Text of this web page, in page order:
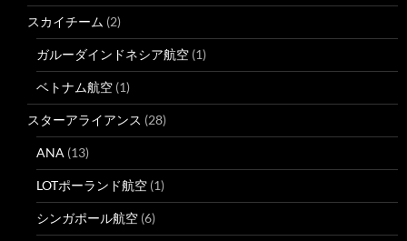
スカイチーム (2)
ガルーダインドネシア航空 (1)
ベトナム航空 (1)
スターアライアンス (28)
ANA (13)
LOTポーランド航空 (1)
シンガポール航空 (6)